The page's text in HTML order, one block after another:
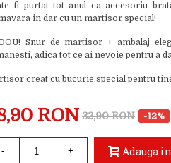
fi purtat tot anul ca accesoriu
in dar cu un martisor special!
Snur de martisor + ambalaj
adica tot ce ai nevoie pentru a
creat cu bucurie special pentru
RON 32,90 RON -12%
- + Adauga